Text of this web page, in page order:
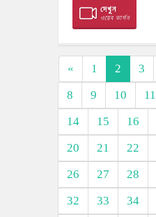
দেখুন
ওয়েব ভার্সন
« 1 2 3
8
9 10 11
14
15 16
20
21 22
26
27 28
32
33 34